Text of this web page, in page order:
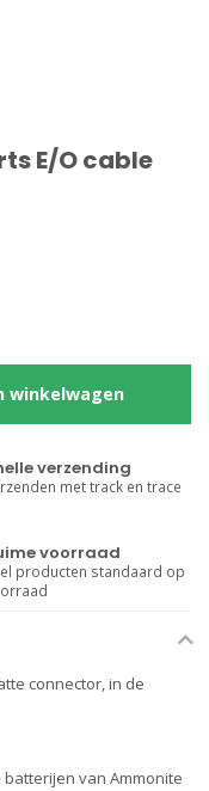
E/O cable
winkelwagen
verzending
met track en trace
voorraad
producten standaard op
connector, in de
van Ammonite